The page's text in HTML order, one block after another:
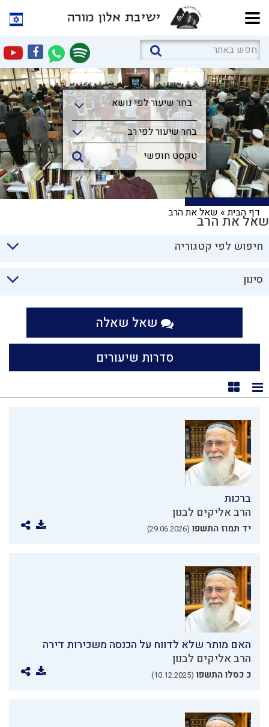
בחר שיעור לפי נושא
בחר שיעור לפי נושא
בחר שיעור לפי רב
דף הבית» שאל את הרבשאל את הרב
חיפוש לפי קטגוריה
סינון
שאל שאלה
סדרות שיעורים
תצוגת רשימה
תצוגת קוביות
ברכות
הרב אליקים לבנון
יד תמוז התשפו (29.06.2026)
האם מותר שלא לדווח על הכנסה משכירות דירה
הרב אליקים לבנון
כ כסלו התשפו (10.12.2025)